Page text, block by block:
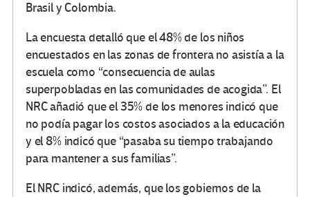
Brasil y Colombia.
La encuesta detalló que el 48% de los niños
encuestados en las zonas de frontera no asistía a la
escuela como “consecuencia de aulas
superpobladas en las comunidades de acogida”. El
NRC añadió que el 35% de los menores indicó que
no podía pagar los costos asociados a la educación
y el 8% indicó que “pasaba su tiempo trabajando
para mantener a sus familias”.
El NRC indicó, además, que los gobiernos de la